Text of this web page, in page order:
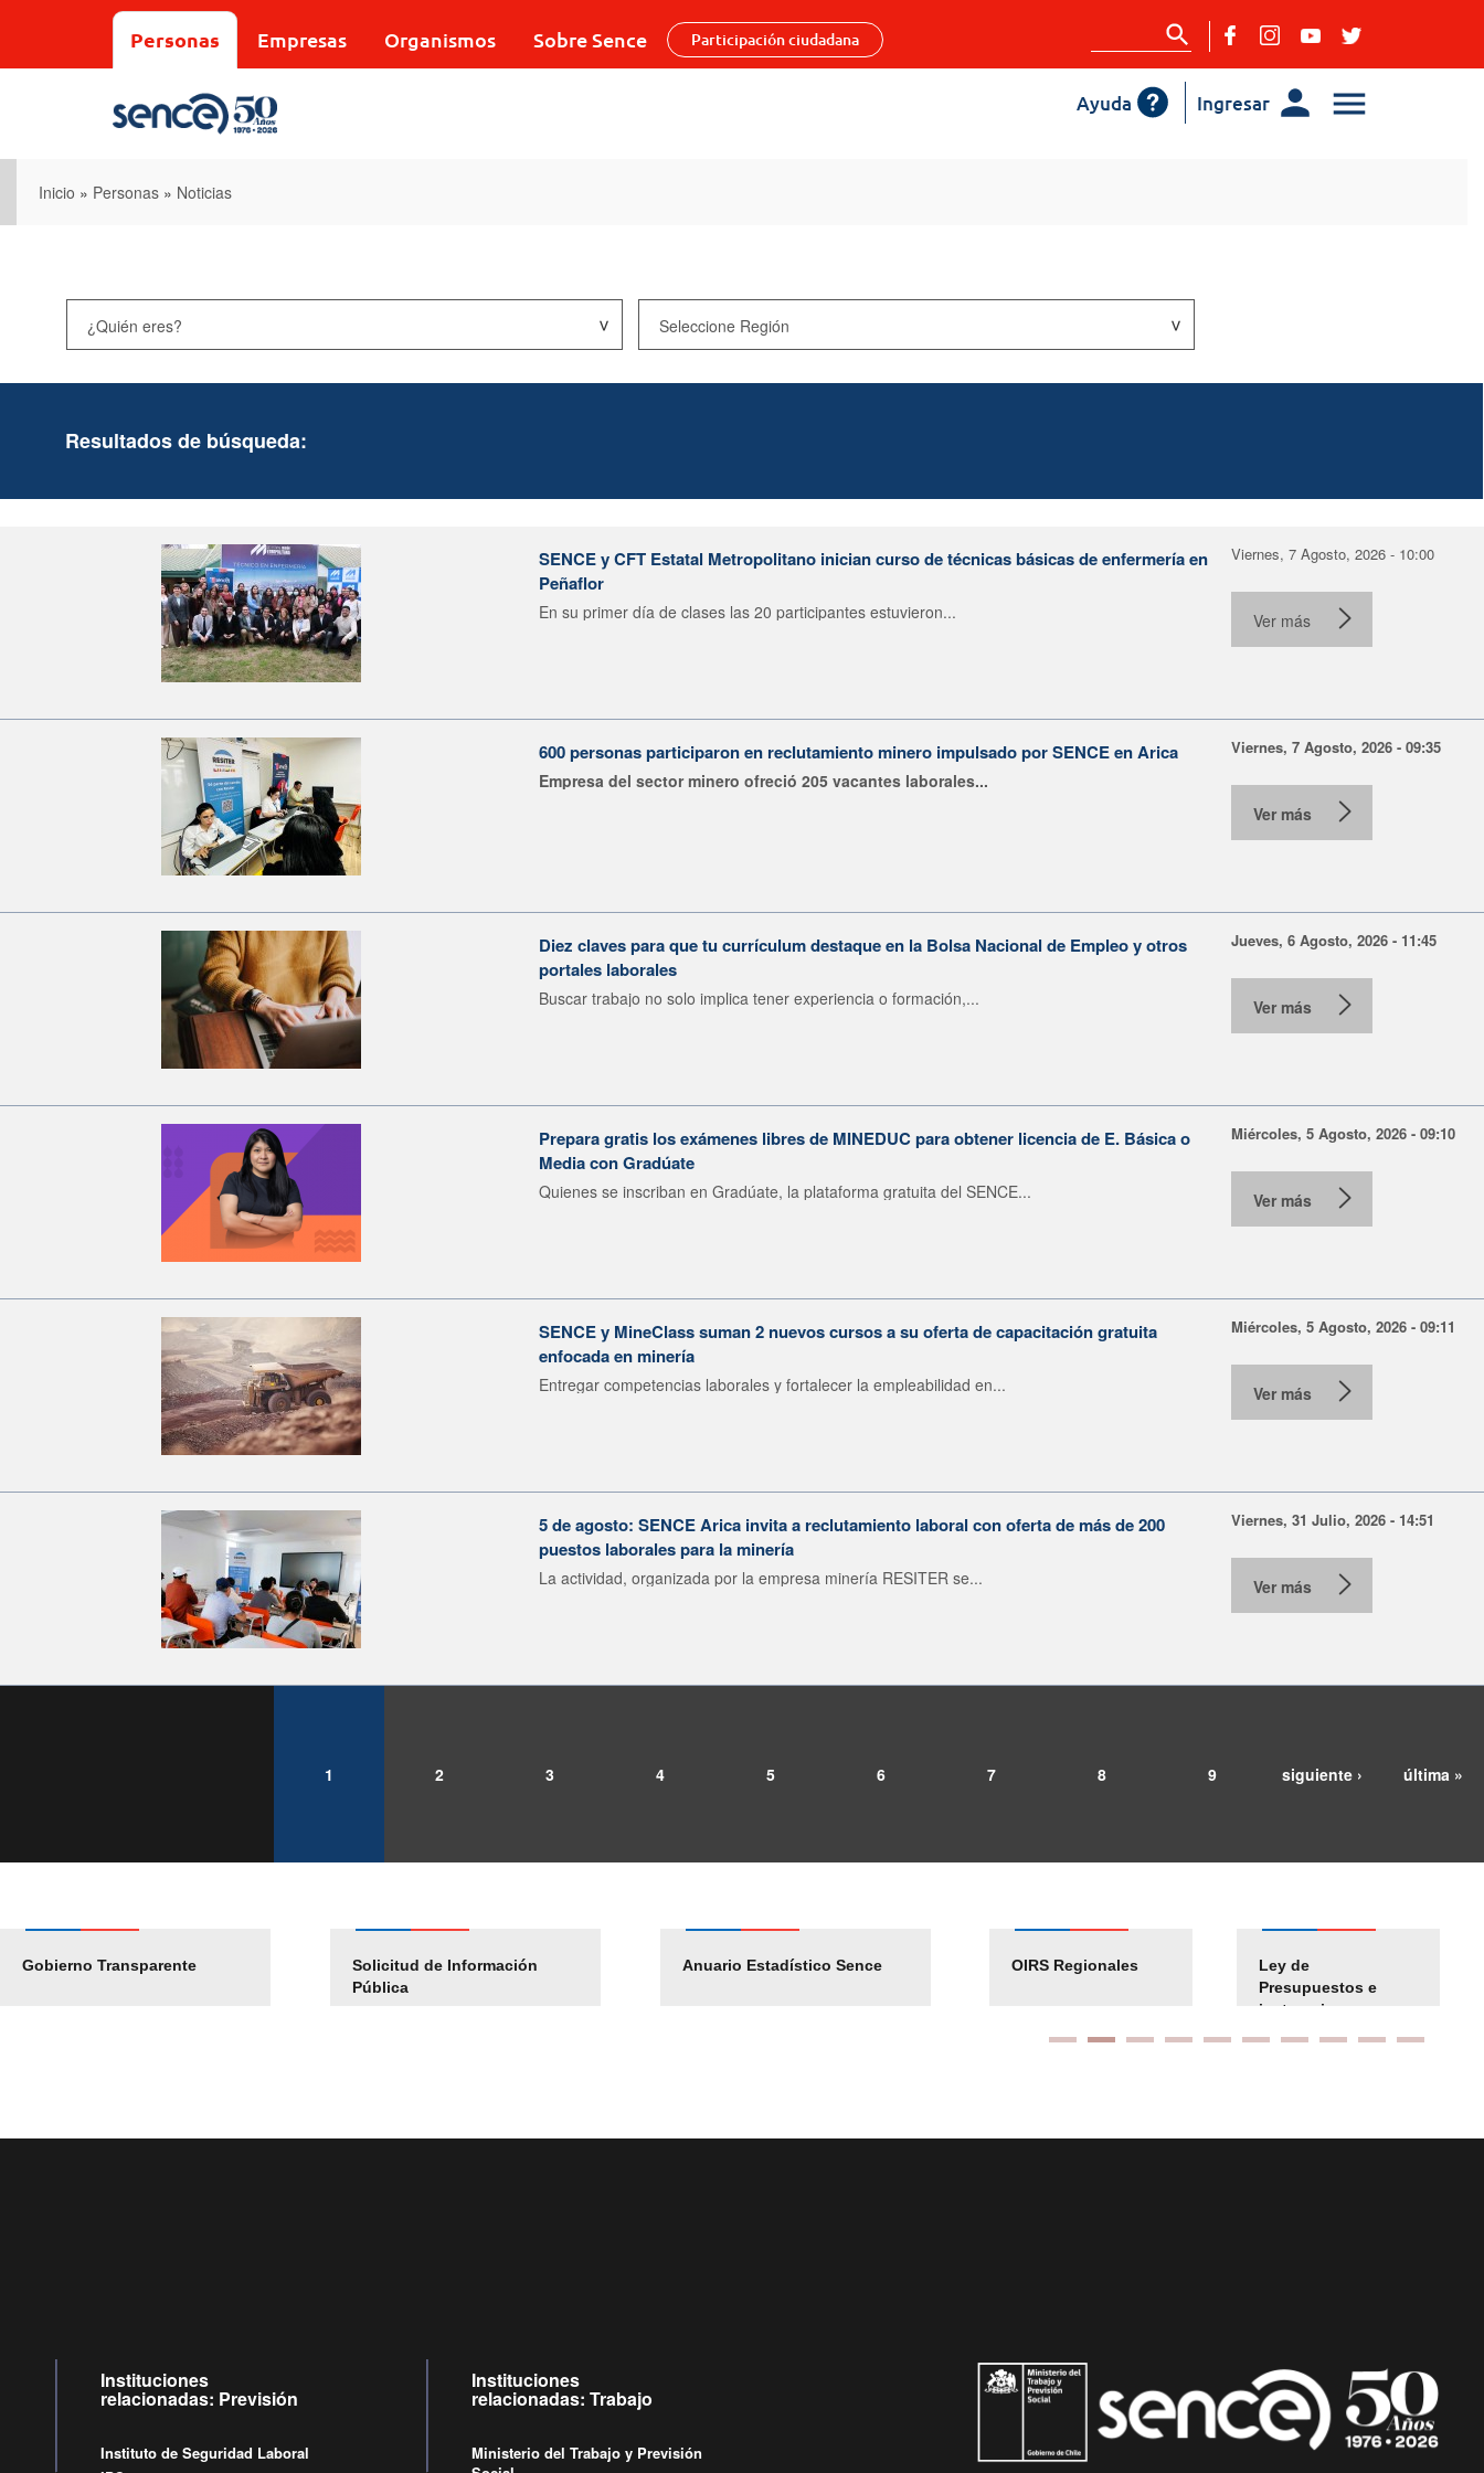
Personas Empresas Organismos Sobre Sence Participación ciudadana
Ingresar
Ayuda
Inicio » Personas » Noticias
Resultados de búsqueda:
SENCE y CFT Estatal Metropolitano inician curso de técnicas básicas de enfermería en
Peñaflor
En su primer día de clases las 20 participantes estuvieron...
Viernes, 7 Agosto, 2026 - 10:00
Ver más
600 personas participaron en reclutamiento minero impulsado por SENCE en Arica
Empresa del sector minero ofreció 205 vacantes laborales...
Viernes, 7 Agosto, 2026 - 09:35
Ver más
Diez claves para que tu currículum destaque en la Bolsa Nacional de Empleo y otros
portales laborales
Buscar trabajo no solo implica tener experiencia o formación,...
Jueves, 6 Agosto, 2026 - 11:45
Ver más
Prepara gratis los exámenes libres de MINEDUC para obtener licencia de E. Básica o
Media con Gradúate
Quienes se inscriban en Gradúate, la plataforma gratuita del SENCE...
Miércoles, 5 Agosto, 2026 - 09:10
Ver más
SENCE y MineClass suman 2 nuevos cursos a su oferta de capacitación gratuita
enfocada en minería
Entregar competencias laborales y fortalecer la empleabilidad en...
Miércoles, 5 Agosto, 2026 - 09:11
Ver más
5 de agosto: SENCE Arica invita a reclutamiento laboral con oferta de más de 200
puestos laborales para la minería
La actividad, organizada por la empresa minería RESITER se...
Viernes, 31 Julio, 2026 - 14:51
Ver más
1 2 3 4 5 6 7 8 9 siguiente › última »
Gobierno Transparente
Solicitud de Información
Pública
Anuario Estadístico Sence
Pago Proveedores
Empleos Públicos
Solicitud Audiencias
OIRS Regionales
Ley de
Presupuestos e
instrucciones
Instituciones
relacionadas: Previsión
Instituto de Seguridad Laboral
Instituciones
relacionadas: Trabajo
Ministerio del Trabajo y Previsión